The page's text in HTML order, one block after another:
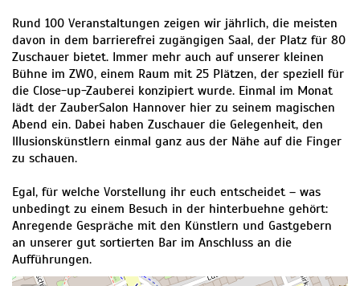
Rund 100 Veranstaltungen zeigen wir jährlich, die meisten
davon in dem barrierefrei zugängigen Saal, der Platz für 80
Zuschauer bietet. Immer mehr auch auf unserer kleinen
Bühne im ZWO, einem Raum mit 25 Plätzen, der speziell für
die Close-up-Zauberei konzipiert wurde. Einmal im Monat
lädt der ZauberSalon Hannover hier zu seinem magischen
Abend ein. Dabei haben Zuschauer die Gelegenheit, den
Illusionskünstlern einmal ganz aus der Nähe auf die Finger
zu schauen.
Egal, für welche Vorstellung ihr euch entscheidet – was
unbedingt zu einem Besuch in der hinterbuehne gehört:
Anregende Gespräche mit den Künstlern und Gastgebern
an unserer gut sortierten Bar im Anschluss an die
Aufführungen.